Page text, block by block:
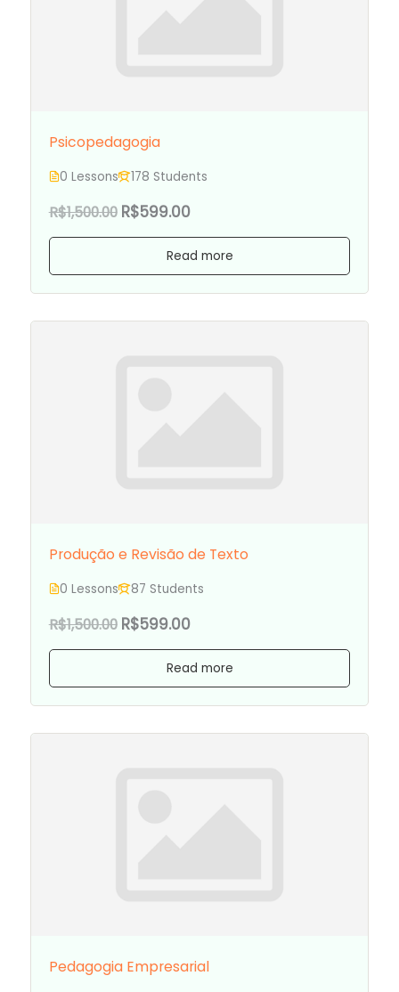
Psicopedagogia
0 Lessons 178 Students
R$1,500.00 R$599.00
Read more
Produção e Revisão de Texto
0 Lessons 87 Students
R$1,500.00 R$599.00
Read more
Pedagogia Empresarial